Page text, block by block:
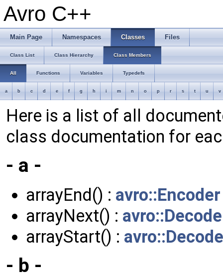
Avro C++
Main Page Namespaces Classes Files
Class List Class Hierarchy Class Members
All Functions Variables Typedefs
a b c d e f g h i m n o p r s t u v
Here is a list of all
class documentation for
- a -
arrayEnd() : avro::Encoder
arrayNext() :
arrayStart() :
- b -